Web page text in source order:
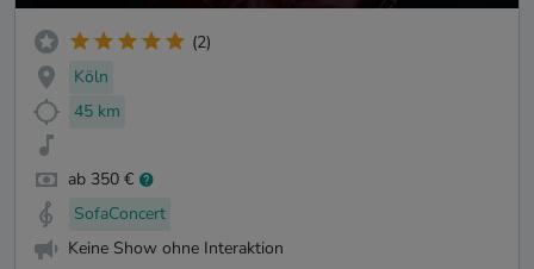
(2)
Köln
45 km
ab 350 €
SofaConcert
Keine Show ohne Interaktion